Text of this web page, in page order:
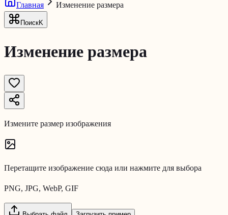
Главная
Изменение размера
ПоискK
Изменение размера
Измените размер изображения
Перетащите изображение сюда или нажмите для выбора
PNG, JPG, WebP, GIF